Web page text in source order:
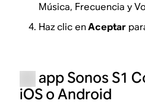
Música, Frecuencia y
Haz clic enAceptar
app Sonos S1
iOS o Android